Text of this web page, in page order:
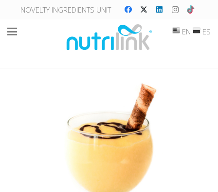
NOVELTY INGREDIENTS UNIT
EN ES